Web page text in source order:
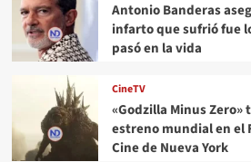
Antonio Banderas
infarto que sufrió fue
pasó en la vida
CineTV
«Godzilla Minus Zero»
estreno mundial en el
Cine de Nueva York